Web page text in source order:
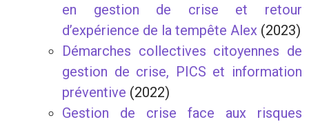
en gestion de crise et retour
d’expérience de la tempête Alex (2023)
Démarches collectives citoyennes de
gestion de crise, PICS et information
préventive (2022)
Gestion de crise face aux risques